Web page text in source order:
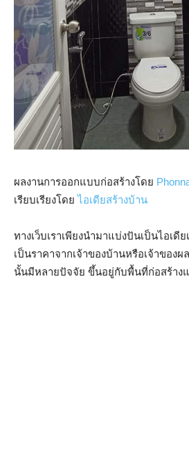
ผลงานการออกแบบก่อสร้างโดย
เรียบเรียงโดยไอเดียสร้างบ้าน
ทางเว็บเราเพียงนำมาแบ่งปันเป็นไอเดี
เป็นราคาจากเจ้าของบ้านหรือเจ้าของผ
นั้นมีหลายปัจจัย ขึ้นอยู่กับพื้นที่ก่อสร้าง